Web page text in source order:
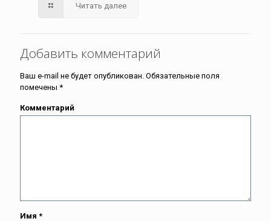
Читать далее
Добавить комментарий
Ваш e-mail не будет опубликован. Обязательные поля
помечены *
Комментарий
Имя *